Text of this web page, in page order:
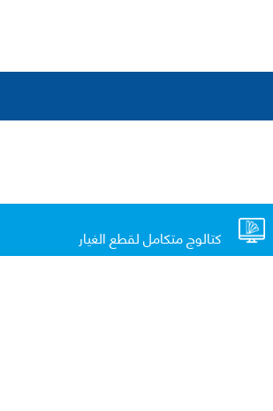
كتالوج متكامل لقطع الغيار